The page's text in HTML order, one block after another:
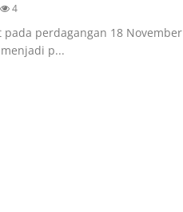
4
pada perdagangan 18 November
p...